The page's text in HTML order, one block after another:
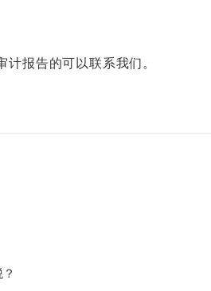
报告的可以联系我们。